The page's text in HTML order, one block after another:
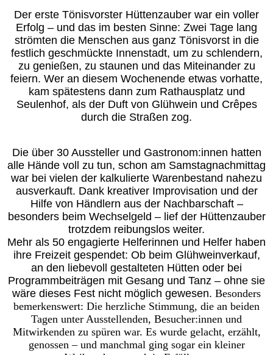
Der erste Tönisvorster Hüttenzauber war ein voller
Erfolg – und das im besten Sinne: Zwei Tage lang
strömten die Menschen aus ganz Tönisvorst in die
festlich geschmückte Innenstadt, um zu schlendern,
zu genießen, zu staunen und das Miteinander zu
feiern. Wer an diesem Wochenende etwas vorhatte,
kam spätestens dann zum Rathausplatz und
Seulenhof, als der Duft von Glühwein und Crêpes
durch die Straßen zog.
Die über 30 Aussteller und Gastronom:innen hatten
alle Hände voll zu tun, schon am Samstagnachmittag
war bei vielen der kalkulierte Warenbestand nahezu
ausverkauft. Dank kreativer Improvisation und der
Hilfe von Händlern aus der Nachbarschaft –
besonders beim Wechselgeld – lief der Hüttenzauber
trotzdem reibungslos weiter.
Mehr als 50 engagierte Helferinnen und Helfer haben
ihre Freizeit gespendet: Ob beim Glühweinverkauf,
an den liebevoll gestalteten Hütten oder bei
Programmbeiträgen mit Gesang und Tanz – ohne sie
wäre dieses Fest nicht möglich gewesen. Besonders
bemerkenswert: Die herzliche Stimmung, die an beiden
Tagen unter Ausstellenden, Besucher:innen und
Mitwirkenden zu spüren war. Es wurde gelacht, erzählt,
genossen – und manchmal ging sogar ein kleiner